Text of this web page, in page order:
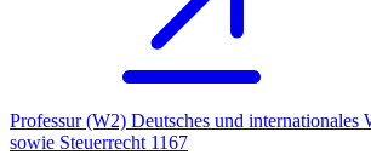
Professur (W2) Deutsches und internationales
sowie Steuerrecht 1167